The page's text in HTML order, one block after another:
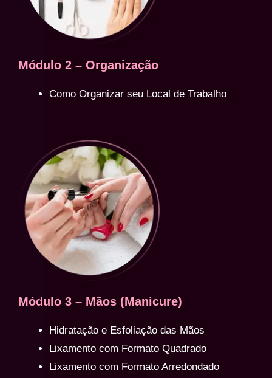
Módulo 2 – Organização
Como Organizar seu Local de Trabalho
Módulo 3 – Mãos (Manicure)
Hidratação e Esfoliação das Mãos
Lixamento com Formato Quadrado
Lixamento com Formato Arredondado